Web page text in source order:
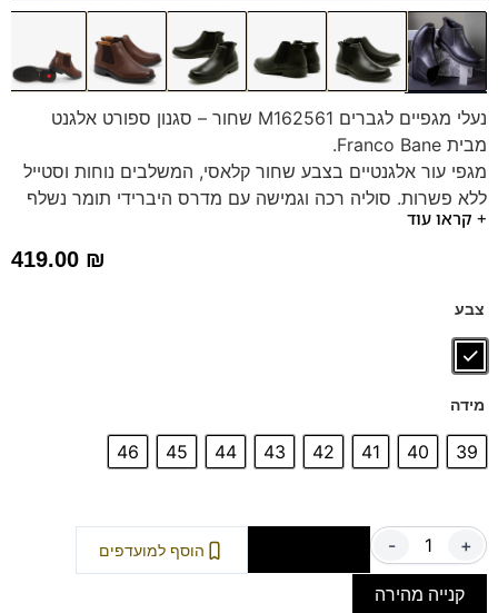
נעלי מגפיים לגברים M162561 שחור – סגנון ספורט אלגנט
מבית Franco Bane.
מגפי עור אלגנטיים בצבע שחור קלאסי, המשלבים נוחות וסטייל
ללא פשרות. סוליה רכה וגמישה עם מדרס היברידי תומך נשלף
מבטיחים הליכה נעימה לאורך כל היום. בחרו במגפיים שיתאימו
לאורח החיים שלכם ותיהנו ממראה אופנתי וביטחון בכל צעד.
דגם זה מגיע גם במידות גדולות (47-48) – לחצו כאן
+ קראו עוד
419.00 ₪
צבע
מידה
39
40
41
42
43
44
45
46
- + הוסף למועדפים
קנייה מהירה